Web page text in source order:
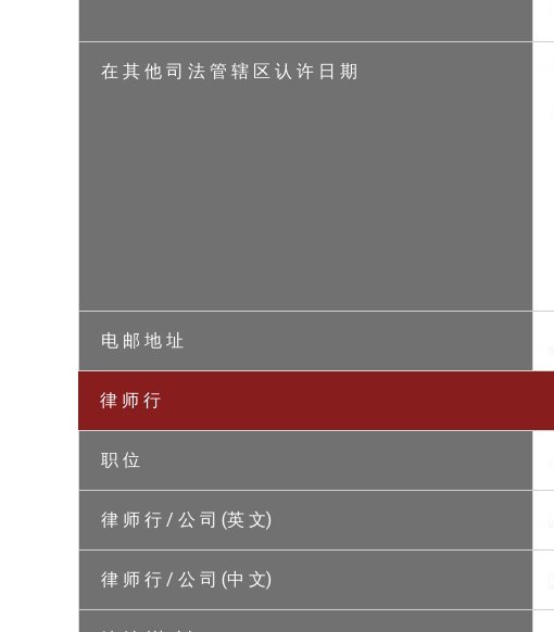
在 其 他 司 法 管 辖 区 认 许 日 期
电 邮 地 址
律 师 行
职 位
律 师 行 / 公 司 (英 文)
律 师 行 / 公 司 (中 文)